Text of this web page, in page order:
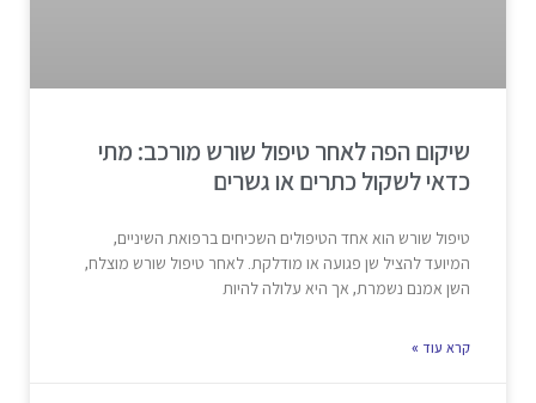
שיקום הפה לאחר טיפול שורש מורכב: מתי
כדאי לשקול כתרים או גשרים
טיפול שורש הוא אחד הטיפולים השכיחים ברפואת השיניים,
המיועד להציל שן פגועה או מודלקת. לאחר טיפול שורש מוצלח,
השן אמנם נשמרת, אך היא עלולה להיות
קרא עוד »